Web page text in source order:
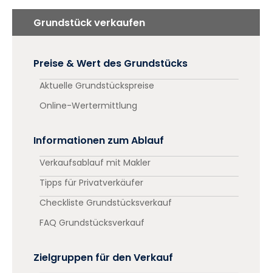
Grundstück verkaufen
Preise & Wert des Grundstücks
Aktuelle Grundstückspreise
Online-Wertermittlung
Informationen zum Ablauf
Verkaufsablauf mit Makler
Tipps für Privatverkäufer
Checkliste Grundstücksverkauf
FAQ Grundstücksverkauf
Zielgruppen für den Verkauf